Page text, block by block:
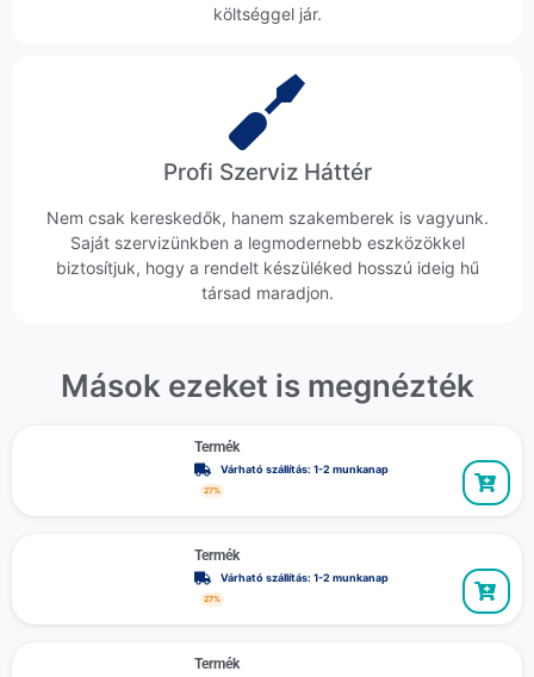
költséggel jár.
Profi Szerviz Háttér
Nem csak kereskedők, hanem szakemberek is vagyunk.
Saját szervizünkben a legmodernebb eszközökkel
biztosítjuk, hogy a rendelt készüléked hosszú ideig hű
társad maradjon.
Mások ezeket is megnézték
Termék
Várható szállítás: 1-2 munkanap
27%
Termék
Várható szállítás: 1-2 munkanap
27%
Termék